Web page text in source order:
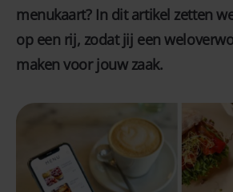
menukaart? In dit artikel zetten
op een rij, zodat jij een
maken voor jouw zaak.